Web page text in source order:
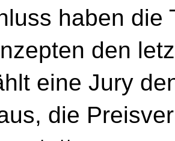
haben die
den
eine Jury
die